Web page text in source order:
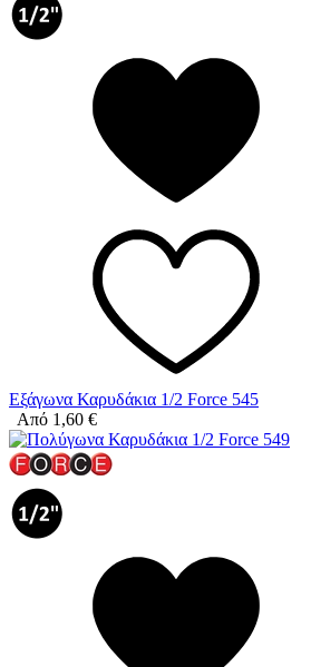
Εξάγωνα Καρυδάκια 1/2 Force 545
Από 1,60 €